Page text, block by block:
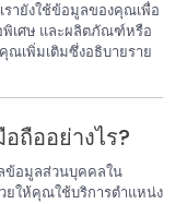
ายังใช้ข้อมูลของคุณเพื่อ
พิเศษ และผลิตภัณฑ์หรือ
เพิ่มเติมซึ่งอธิบายราย
ถืออย่างไร?
ข้อมูลส่วนบุคคลใน
ยให้คุณใช้บริการตำแหน่ง